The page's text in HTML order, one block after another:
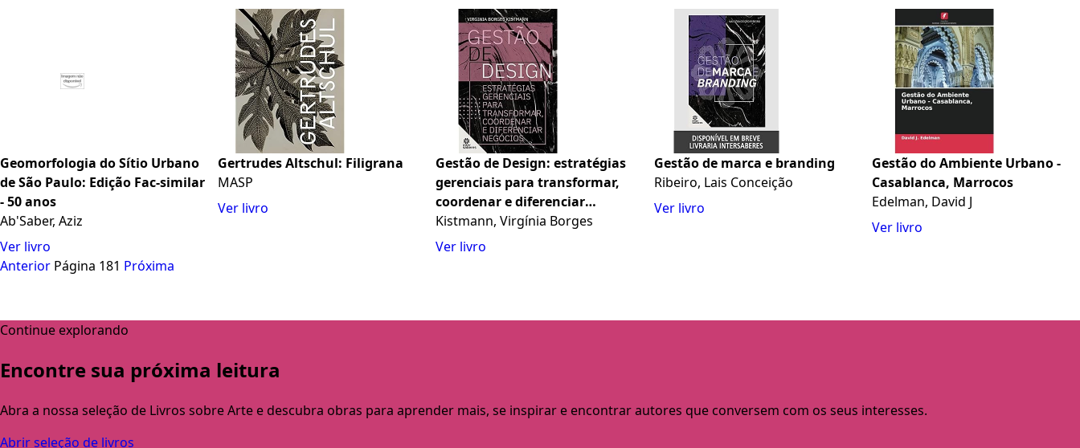
Geomorfologia do Sítio Urbano
de São Paulo: Edição Fac-similar
- 50 anos
Ab'Saber, Aziz
Ver livro
Gertrudes Altschul: Filigrana
MASP
Ver livro
Gestão de Design: estratégias
gerenciais para transformar,
coordenar e diferenciar
negócios
Kistmann, Virgínia Borges
Ver livro
Gestão de marca e branding
Ribeiro, Lais Conceição
Ver livro
Gestão do Ambiente Urbano -
Casablanca, Marrocos
Edelman, David J
Ver livro
Anterior Página 181 Próxima
Continue explorando
Encontre sua próxima leitura
Abra a nossa seleção de Livros sobre Arte e descubra obras para aprender mais, se inspirar e encontrar autores que conversem com os seus interesses.
Abrir seleção de livros